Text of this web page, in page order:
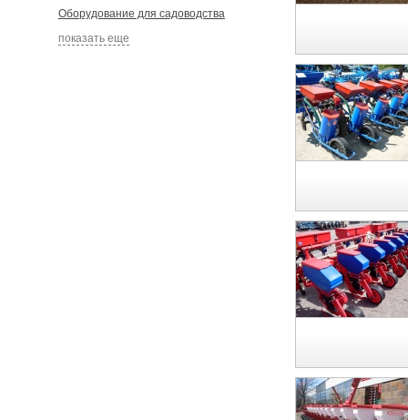
Оборудование для садоводства
показать еще